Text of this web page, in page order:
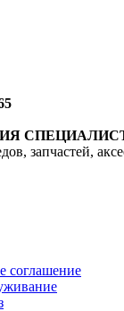
запчастей,
соглашение